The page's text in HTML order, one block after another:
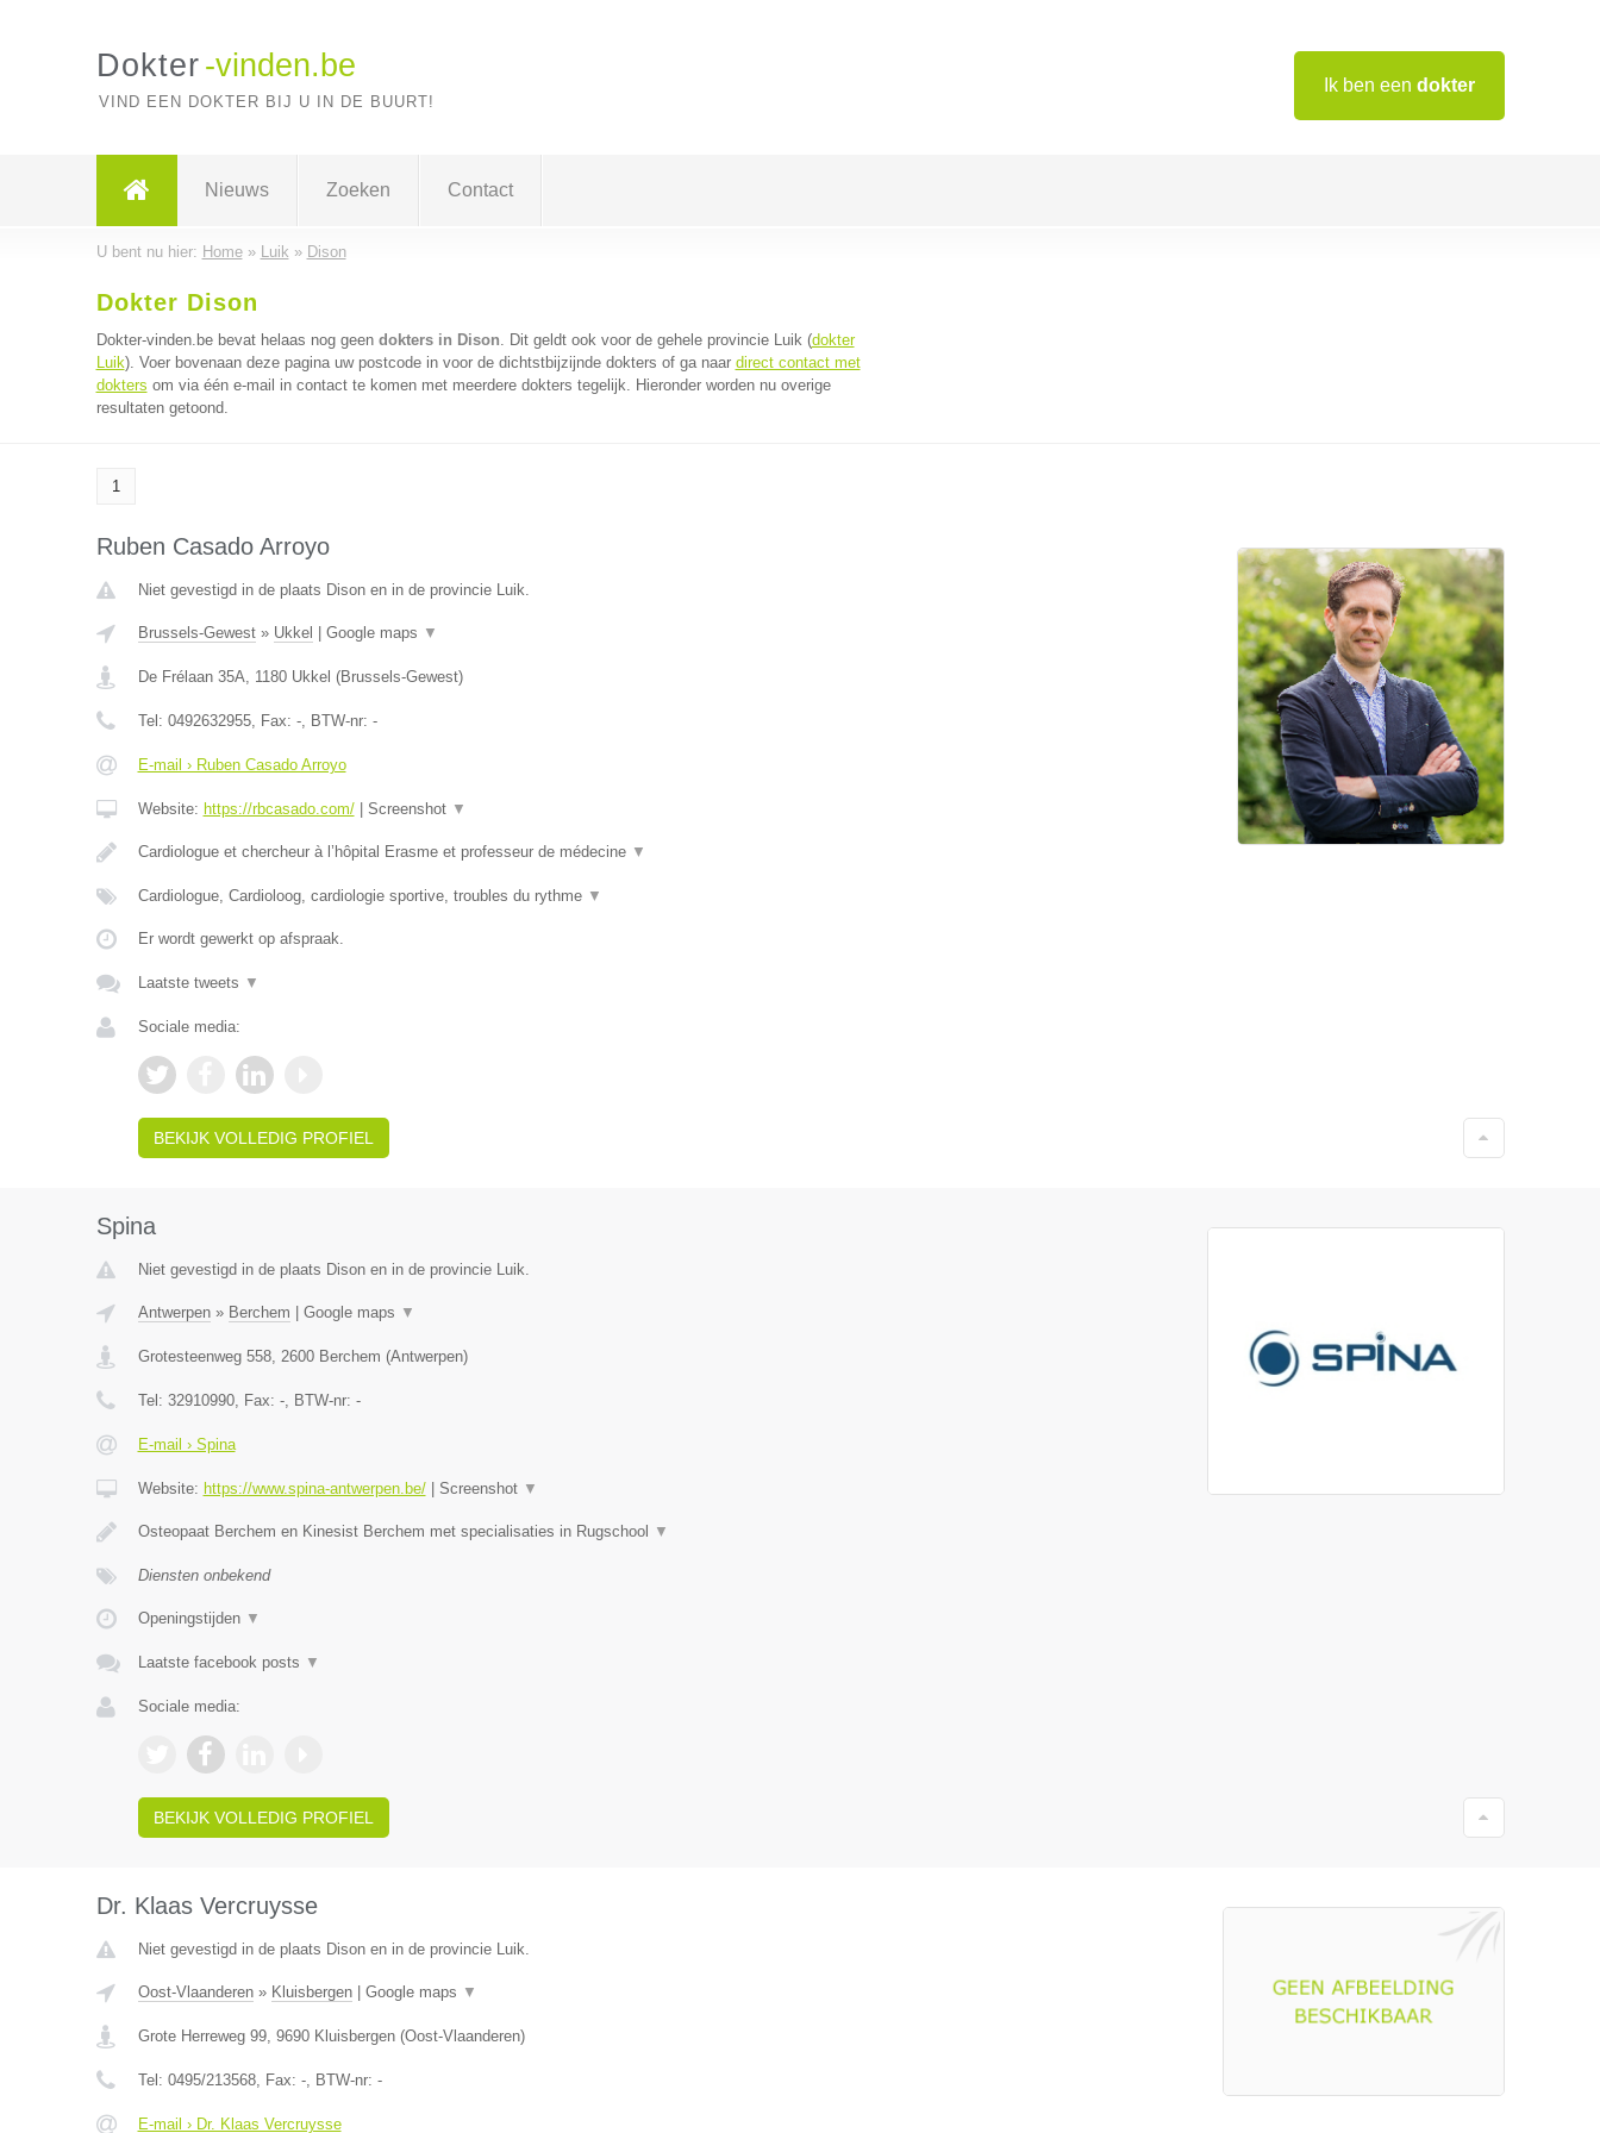
Ik ben een dokter
Dokter -vinden.be
VIND EEN DOKTER BIJ U IN DE BUURT!
Nieuws Zoeken Contact
U bent nu hier: Home» Luik » Dison
Dokter Dison
Dokter-vinden.be bevat helaas nog geen dokters in Dison. Dit geldt ook voor de gehele provincie Luik (dokter
Luik). Voer bovenaan deze pagina uw postcode in voor de dichtstbijzijnde dokters of ga naar direct contact met
dokters om via één e-mail in contact te komen met meerdere dokters tegelijk. Hieronder worden nu overige
resultaten getoond.
1
Ruben Casado Arroyo
Niet gevestigd in de plaats Dison en in de provincie Luik.
Brussels-Gewest» Ukkel Google maps ▼
De Frélaan 35A, 1180 Ukkel (Brussels-Gewest)
Tel: 0492632955, Fax: -, BTW-nr: -
E-mail › Ruben Casado Arroyo
Website: https://rbcasado.com/| Screenshot ▼
Cardiologue et chercheur à l’hôpital Erasme et professeur de médecine ▼
Cardiologue, Cardioloog, cardiologie sportive, troubles du rythme ▼
Er wordt gewerkt op afspraak.
Laatste tweets ▼
Sociale media:
BEKIJK VOLLEDIG PROFIEL
Spina
Niet gevestigd in de plaats Dison en in de provincie Luik.
Antwerpen» Berchem Google maps ▼
Grotesteenweg 558, 2600 Berchem (Antwerpen)
Tel: 32910990, Fax: -, BTW-nr: -
E-mail › Spina
Website: https://www.spina-antwerpen.be/| Screenshot ▼
Osteopaat Berchem en Kinesist Berchem met specialisaties in Rugschool ▼
Diensten onbekend
Openingstijden ▼
Laatste facebook posts ▼
Sociale media:
BEKIJK VOLLEDIG PROFIEL
Dr. Klaas Vercruysse
Niet gevestigd in de plaats Dison en in de provincie Luik.
Oost-Vlaanderen» Kluisbergen| Google maps ▼
Grote Herreweg 99, 9690 Kluisbergen(Oost-Vlaanderen)
Tel: 0495/213568, Fax: -, BTW-nr: -
E-mail › Dr. Klaas Vercruysse